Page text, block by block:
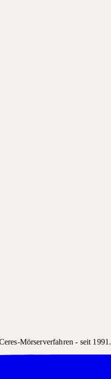
Mörserverfahren - seit 1991.